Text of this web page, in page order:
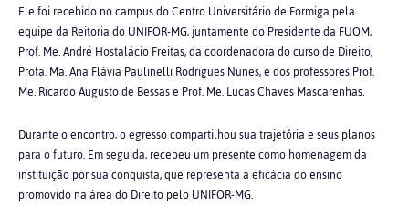
Ele foi recebido no campus do Centro Universitário de Formiga pela
equipe da Reitoria do UNIFOR-MG, juntamente do Presidente da FUOM,
Prof. Me. André Hostalácio Freitas, da coordenadora do curso de Direito,
Profa. Ma. Ana Flávia Paulinelli Rodrigues Nunes, e dos professores Prof.
Me. Ricardo Augusto de Bessas e Prof. Me. Lucas Chaves Mascarenhas.
Durante o encontro, o egresso compartilhou sua trajetória e seus planos
para o futuro. Em seguida, recebeu um presente como homenagem da
instituição por sua conquista, que representa a eficácia do ensino
promovido na área do Direito pelo UNIFOR-MG.